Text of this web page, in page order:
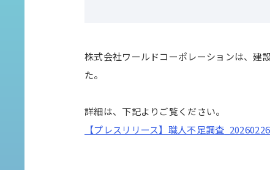
株式会社ワールドコーポレーションは、建
た。
詳細は、下記よりご覧ください。
【プレスリリース】職人不足調査